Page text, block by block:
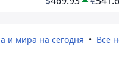
и мира на сегодня
Все